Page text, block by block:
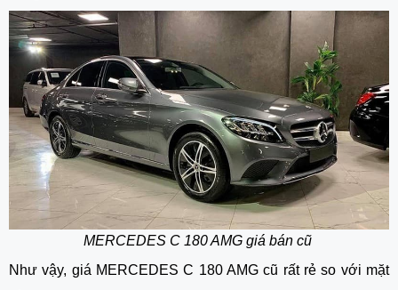
MERCEDES C 180 AMG giá bán cũ
Như vậy, giá MERCEDES C 180 AMG cũ rất rẻ so với mặt